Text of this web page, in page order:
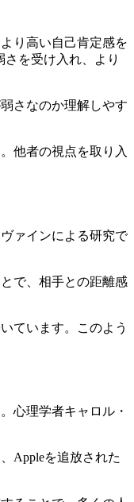
り高い自己肯定感を
を受け入れ、より
さなのか理解しやす
他者の視点を取り入
ァインによる研究で
で、相手との距離感
ています。このよう
心理学者キャロル・
Appleを追放された